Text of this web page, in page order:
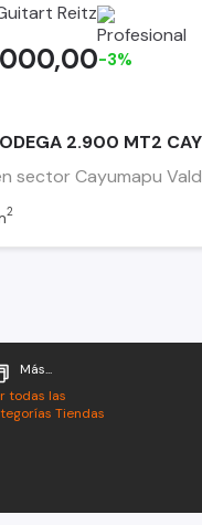
Reitz
2.900 MT2
sector Cayumapu
-3%
2
Más...
todas las
Tiendas